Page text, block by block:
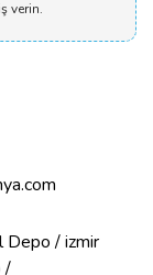
verin.
/ izmir
/